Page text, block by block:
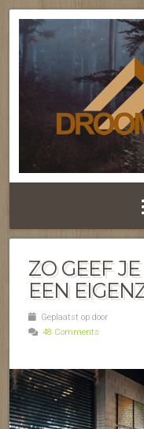
EN
ZO GEEF
EEN
Geplaatst op door
48 Comments